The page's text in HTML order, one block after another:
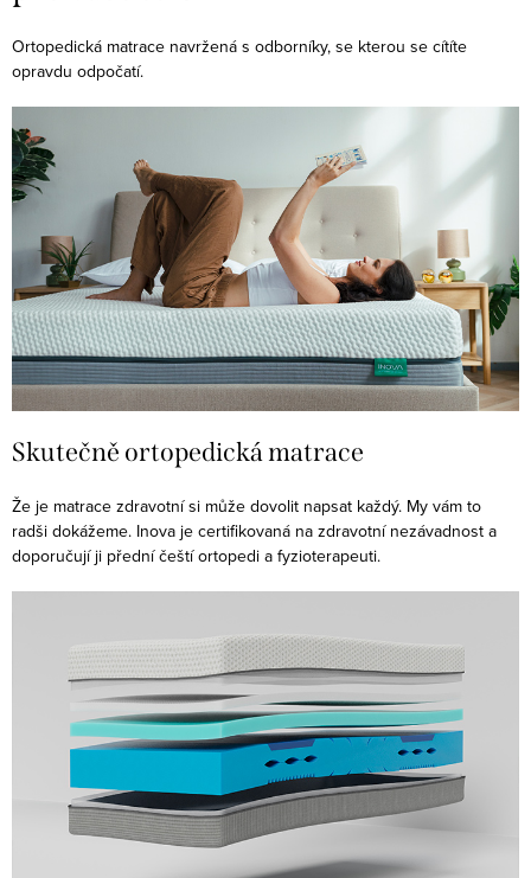
u
Ortopedická matrace navržená s odborníky, se kterou se cítíte
opravdu odpočatí.
Skutečně ortopedická matrace️
Že je matrace zdravotní si může dovolit napsat každý. My vám to
radši dokážeme. Inova je certifikovaná na zdravotní nezávadnost a
doporučují ji přední čeští ortopedi a fyzioterapeuti.